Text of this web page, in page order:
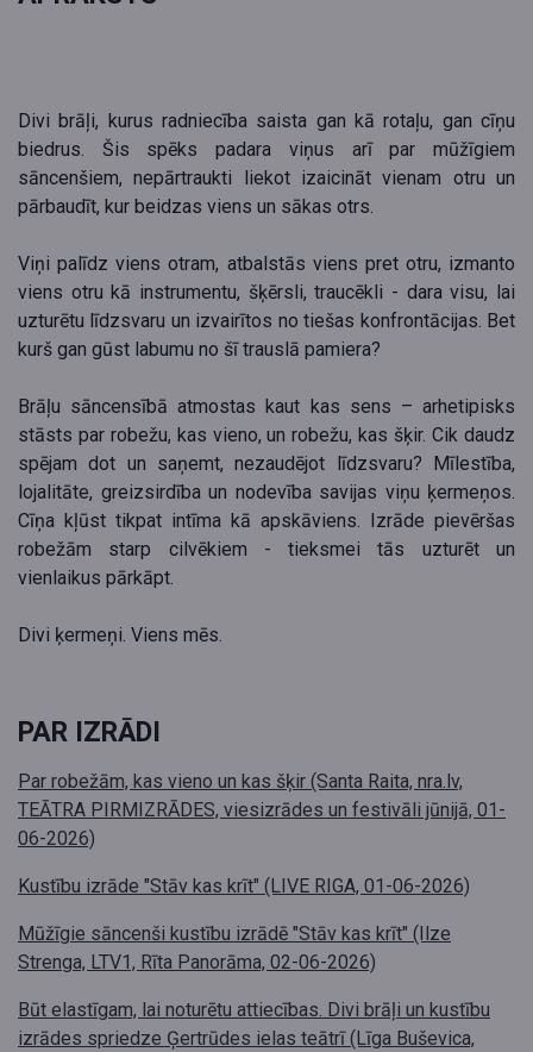
Divi brāļi, kurus radniecība saista gan kā rotaļu, gan cīņu
biedrus. Šis spēks padara viņus arī par mūžīgiem
sāncenšiem, nepārtraukti liekot izaicināt vienam otru un
pārbaudīt, kur beidzas viens un sākas otrs.
Viņi palīdz viens otram, atbalstās viens pret otru, izmanto
viens otru kā instrumentu, šķērsli, traucēkli - dara visu, lai
uzturētu līdzsvaru un izvairītos no tiešas konfrontācijas. Bet
kurš gan gūst labumu no šī trauslā pamiera?
Brāļu sāncensībā atmostas kaut kas sens – arhetipisks
stāsts par robežu, kas vieno, un robežu, kas šķir. Cik daudz
spējam dot un saņemt, nezaudējot līdzsvaru? Mīlestība,
lojalitāte, greizsirdība un nodevība savijas viņu ķermeņos.
Cīņa kļūst tikpat intīma kā apskāviens. Izrāde pievēršas
robežām starp cilvēkiem - tieksmei tās uzturēt un
vienlaikus pārkāpt.
Divi ķermeņi. Viens mēs.
PAR IZRĀDI
Par robežām, kas vieno un kas šķir (Santa Raita, nra.lv,
TEĀTRA PIRMIZRĀDES, viesizrādes un festivāli jūnijā, 01-
06-2026)
Kustību izrāde "Stāv kas krīt" (LIVE RIGA, 01-06-2026)
Mūžīgie sāncenši kustību izrādē "Stāv kas krīt" (Ilze
Strenga, LTV1, Rīta Panorāma, 02-06-2026)
Būt elastīgam, lai noturētu attiecības. Divi brāļi un kustību
izrādes spriedze Ģertrūdes ielas teātrī (Līga Buševica,